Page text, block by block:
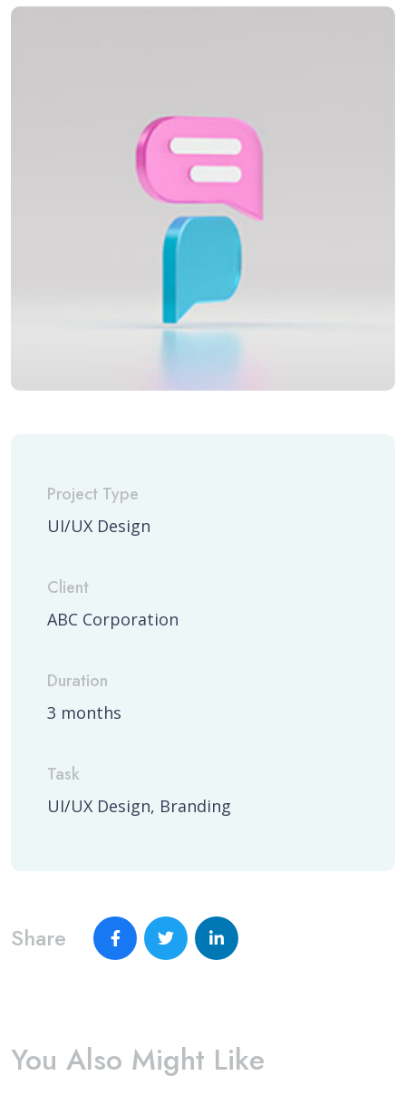
Project Type
UI/UX Design
Client
ABC Corporation
Duration
3 months
Task
UI/UX Design, Branding
Share
You Also Might Like